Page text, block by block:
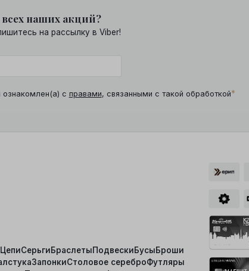
наших акций?
на рассылку в Viber!
ознакомлен(а) с правами, связанными с такой обработкой*
ЦепиСерьгиБраслетыПодвескиБусыБроши
ЗапонкиСтоловое сереброФутляры